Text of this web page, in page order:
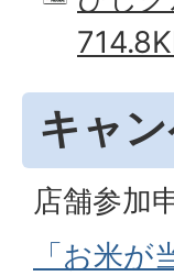
キャ
店舗参加
「お米